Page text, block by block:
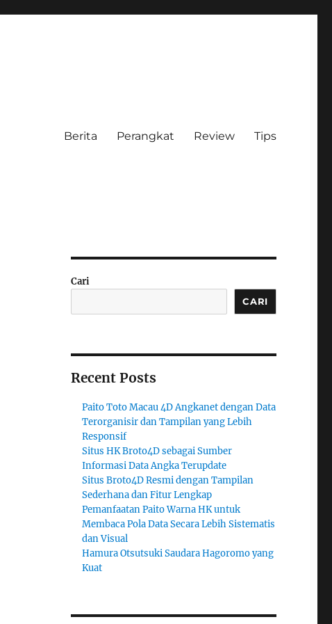
Berita Perangkat Review Tips
Cari
CARI
Recent Posts
Paito Toto Macau 4D Angkanet dengan Data
Terorganisir dan Tampilan yang Lebih
Responsif
Situs HK Broto4D sebagai Sumber
Informasi Data Angka Terupdate
Situs Broto4D Resmi dengan Tampilan
Sederhana dan Fitur Lengkap
Pemanfaatan Paito Warna HK untuk
Membaca Pola Data Secara Lebih Sistematis
dan Visual
Hamura Otsutsuki Saudara Hagoromo yang
Kuat